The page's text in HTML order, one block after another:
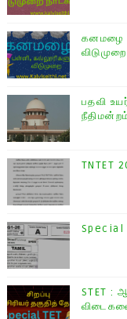
கனமழை -
பதவி
நீதிமன்றம்
TNTET
Special
STET :